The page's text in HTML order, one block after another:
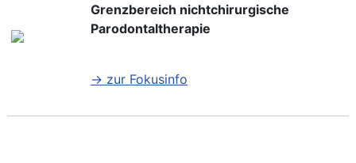
Grenzbereich nichtchirurgische
Parodontaltherapie
→ zur Fokusinfo